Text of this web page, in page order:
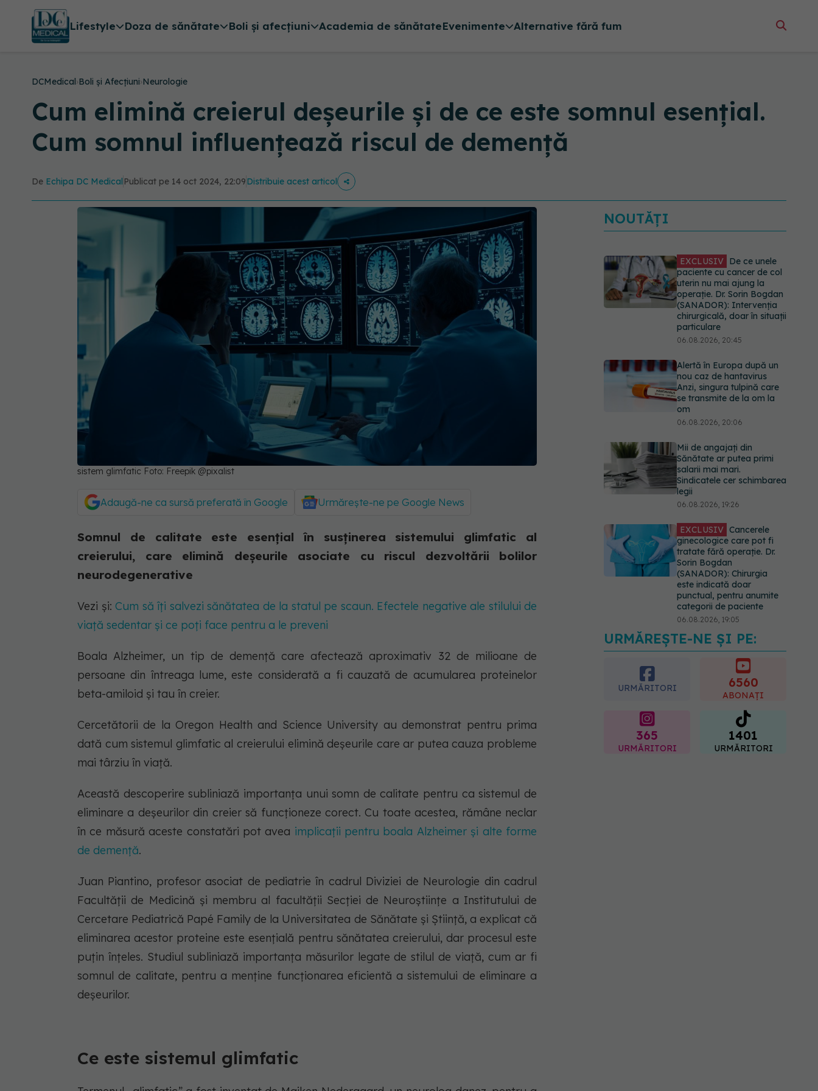
Lifestyle Doza de sănătate Boli și afecțiuni Academia de sănătateEvenimente Alternative fără fum
DCMedical›Boli și Afecțiuni›Neurologie
Cum elimină creierul deșeurile și de ce este somnul esențial.
Cum somnul influențează riscul de demență
De Echipa DC Medical Publicat pe 14 oct 2024, 22:09Distribuie acest articol
sistem glimfatic Foto: Freepik @pixalist
Adaugă-ne ca sursă preferată în Google Urmărește-ne pe Google News
Somnul de calitate este esențial în susținerea sistemului glimfatic al
creierului, care elimină deșeurile asociate cu riscul dezvoltării bolilor
neurodegenerative
Vezi și: Cum să îți salvezi sănătatea de la statul pe scaun. Efectele negative ale stilului de
viață sedentar și ce poți face pentru a le preveni
Boala Alzheimer, un tip de demență care afectează aproximativ 32 de milioane de
persoane din întreaga lume, este considerată a fi cauzată de acumularea proteinelor
beta-amiloid și tau în creier.
Cercetătorii de la Oregon Health and Science University au demonstrat pentru prima
dată cum sistemul glimfatic al creierului elimină deșeurile care ar putea cauza probleme
mai târziu în viață.
Această descoperire subliniază importanța unui somn de calitate pentru ca sistemul de
eliminare a deșeurilor din creier să funcționeze corect. Cu toate acestea, rămâne neclar
în ce măsură aceste constatări pot avea implicații pentru boala Alzheimer și alte forme
de demență.
Juan Piantino, profesor asociat de pediatrie în cadrul Diviziei de Neurologie din cadrul
Facultății de Medicină și membru al facultății Secției de Neuroștiințe a Institutului de
Cercetare Pediatrică Papé Family de la Universitatea de Sănătate și Știință, a explicat că
eliminarea acestor proteine este esențială pentru sănătatea creierului, dar procesul este
puțin înțeles. Studiul subliniază importanța măsurilor legate de stilul de viață, cum ar fi
somnul de calitate, pentru a menține funcționarea eficientă a sistemului de eliminare a
deșeurilor.
Ce este sistemul glimfatic
NOUTĂȚI
EXCLUSIV De ce unele
paciente cu cancer de col
uterin nu mai ajung la
operație. Dr. Sorin Bogdan
(SANADOR): Intervenția
chirurgicală, doar în situații
particulare
06.08.2026, 20:45
Alertă în Europa după un
nou caz de hantavirus
Anzi, singura tulpină care
se transmite de la om la
om
06.08.2026, 20:06
Mii de angajați din
Sănătate ar putea primi
salarii mai mari.
Sindicatele cer schimbarea
legii
06.08.2026, 19:26
EXCLUSIV Cancerele
ginecologice care pot fi
tratate fără operație. Dr.
Sorin Bogdan
(SANADOR): Chirurgia
este indicată doar
punctual, pentru anumite
categorii de paciente
06.08.2026, 19:05
EXCLUSIV Brahiterapie
vs radioterapie externă în
cancerul ginecologic. Dr.
Sorin Bogdan (SANADOR)
explică diferența și cum
acționează tratamentul
URMĂREȘTE-NE ȘI PE:
URMĂRITORI 6560
ABONAȚI
365
URMĂRITORI
1401
URMĂRITORI